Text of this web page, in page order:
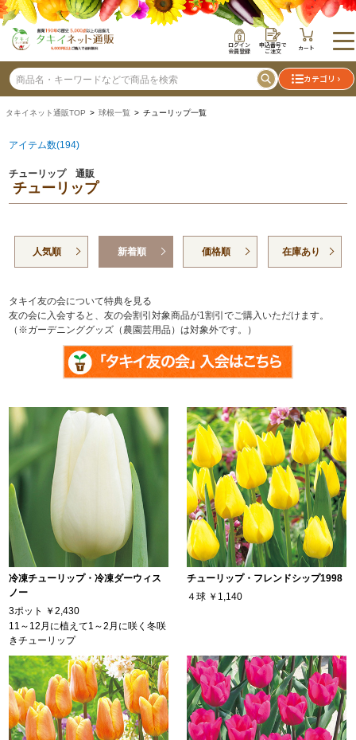
ログイン
会員登録
申込番号で
ご注文 カート
カテゴリ
タキイネット通販TOP > 球根一覧 > チューリップ一覧
アイテム数(194)
チューリップ 通販
チューリップ
人気順 新着順 価格順 在庫あり
タキイ友の会について特典を見る
友の会に入会すると、友の会割引対象商品が1割引でご購入いただけます。
（※ガーデニンググッズ（農園芸用品）は対象外です。）
冷凍チューリップ・冷凍ダーウィス
ノー
3ポット
￥2,430
11～12月に植えて1～2月に咲く冬咲
きチューリップ
チューリップ・フレンドシップ1998
４球 ￥1,140